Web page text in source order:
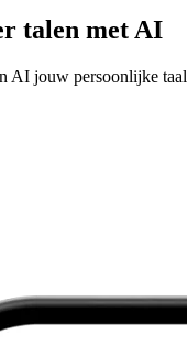
talen met AI
AI jouw persoonlijke